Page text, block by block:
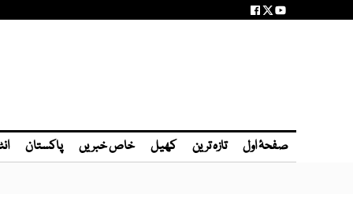
صفحۂ اول تازہ ترین کھیل خاص خبریں پاکستان